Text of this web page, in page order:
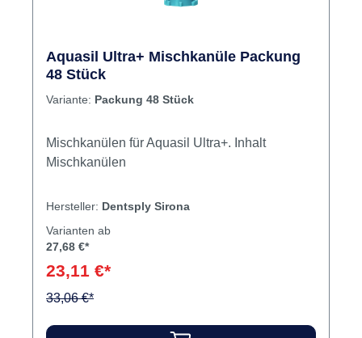
Aquasil Ultra+ Mischkanüle Packung
48 Stück
Variante: Packung 48 Stück
Mischkanülen für Aquasil Ultra+. Inhalt
Mischkanülen
Hersteller: Dentsply Sirona
Varianten ab
27,68 €*
23,11 €*
33,06 €*